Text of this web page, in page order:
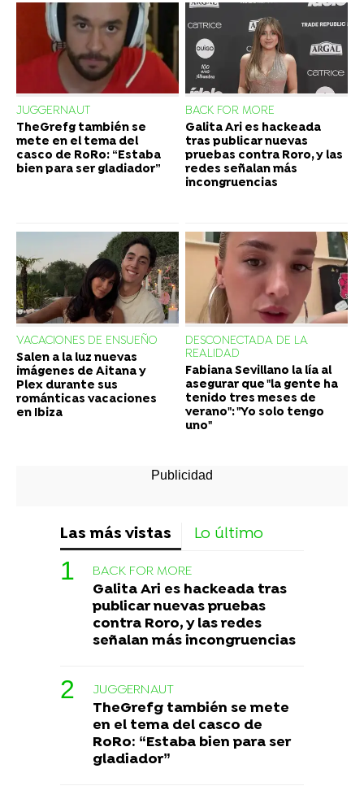
JUGGERNAUT
TheGrefg también se
mete en el tema del
casco de RoRo: “Estaba
bien para ser gladiador”
BACK FOR MORE
Galita Ari es hackeada
tras publicar nuevas
pruebas contra Roro, y las
redes señalan más
incongruencias
VACACIONES DE ENSUEÑO
Salen a la luz nuevas
imágenes de Aitana y
Plex durante sus
románticas vacaciones
en Ibiza
DESCONECTADA DE LA
REALIDAD
Fabiana Sevillano la lía al
asegurar que "la gente ha
tenido tres meses de
verano": "Yo solo tengo
uno"
Las más vistas Lo último
BACK FOR MORE
Galita Ari es hackeada tras
publicar nuevas pruebas
contra Roro, y las redes
señalan más incongruencias
JUGGERNAUT
TheGrefg también se mete
en el tema del casco de
RoRo: “Estaba bien para ser
gladiador”